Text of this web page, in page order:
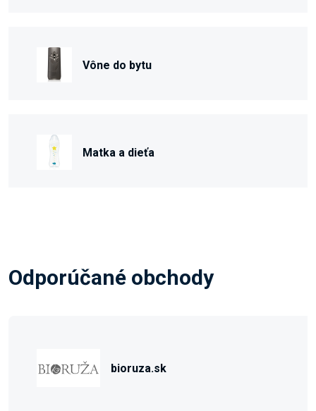
Vône do bytu
Matka a dieťa
Odporúčané obchody
bioruza.sk